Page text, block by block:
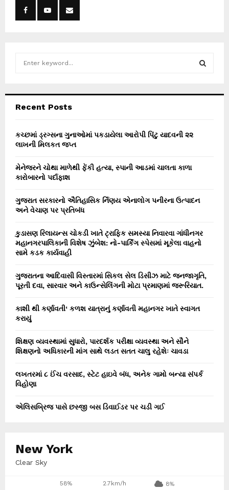
h
o
r
Recent Posts
કચ્છમાં ડ્રગ્સના ગુનાઓમાં પકડાયેલા આરોપી પિંટુ યાદવની ૨૨
લાખની મિલકત જપ્ત
મેનેજરને ચોથા માળેથી ફેંકી હત્યા, સ્પાની આડમાં ચાલતા કાળા
કારોબારનો પર્દાફાશ
ગુજરાત સરકારનો ઐતિહાસિક ર્નિણય એનાલોગ પનીરના ઉત્પાદન
અને વેચાણ પર પ્રતિબંધ
કુડાસણ રિલાયન્સ ચોકડી ખાતે ટ્રાફિક સમસ્યા નિવારવા ગાંધીનગર
મહાનગરપાલિકાની વિશેષ ઝુંબેશ: નો-પાર્કિંગ સ્પેસમાં મૂકેલા વાહનો
સામે કડક કાર્યવાહી
ગુજરાતના આદિવાસી વિસ્તારમાં સિકલ સેલ ડિસીઝ માટે જનજાગૃતિ,
પૂરતી દવા, સારવાર અને કાઉન્સેલિંગની મોટા પ્રમાણમાં જરૂરિયાત.
કાશી થી કર્ણાવતી‘ કળશ યાત્રાનું કર્ણાવતી મહાનગર ખાતે સ્વાગત
કરાયું
શિક્ષણ વ્યવસ્થામાં સુધારો, પારદર્શક પરીક્ષા વ્યવસ્થા અને સૌને
શિક્ષણનો અધિકારની માંગ સાથે લડત સતત ચાલુ રહેશેઃ ચાવડા
લખતરમાં ૮ ઈંચ વરસાદ, સ્ટેટ હાઇવે બંધ, અનેક ગામો બન્યા સંપર્ક
વિહોણા
એલિસબ્રિજ પાસે છસ્જી બસ ડિવાઈડર પર ચડી ગઈ
New York
Clear Sky
58% 2.7km/h 8%